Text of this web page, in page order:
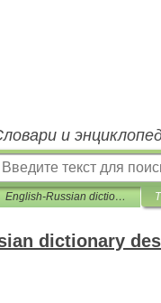
и
English-Russian dictionary designations
dictionary